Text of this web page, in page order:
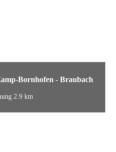
Bornhofen - Braubach
2.9 km